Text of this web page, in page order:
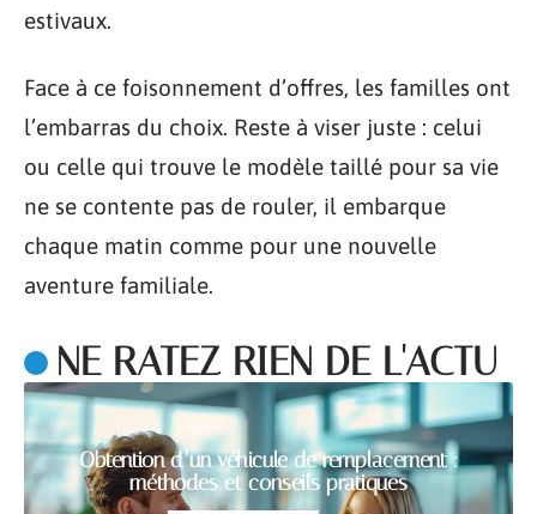
estivaux.
Face à ce foisonnement d’offres, les familles ont
l’embarras du choix. Reste à viser juste : celui
ou celle qui trouve le modèle taillé pour sa vie
ne se contente pas de rouler, il embarque
chaque matin comme pour une nouvelle
aventure familiale.
NE RATEZ RIEN DE L'ACTU
Obtention d’un véhicule de remplacement :
méthodes et conseils pratiques